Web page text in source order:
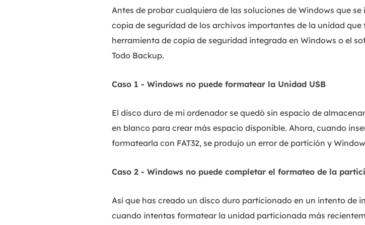
Antes de probar cualquiera de las soluciones de Windows que
copia de seguridad de los archivos importantes de la unidad
herramienta de copia de seguridad integrada en Windows o el
Todo Backup.
Caso 1 - Windows no puede formatear la Unidad USB
El disco duro de mi ordenador se quedó sin espacio de
en blanco para crear más espacio disponible. Ahora, cuando
formatearla con FAT32, se produjo un error de partición y
Caso 2 - Windows no puede completar el formateo de la
Así que has creado un disco duro particionado en un intento de
cuando intentas formatear la unidad particionada más